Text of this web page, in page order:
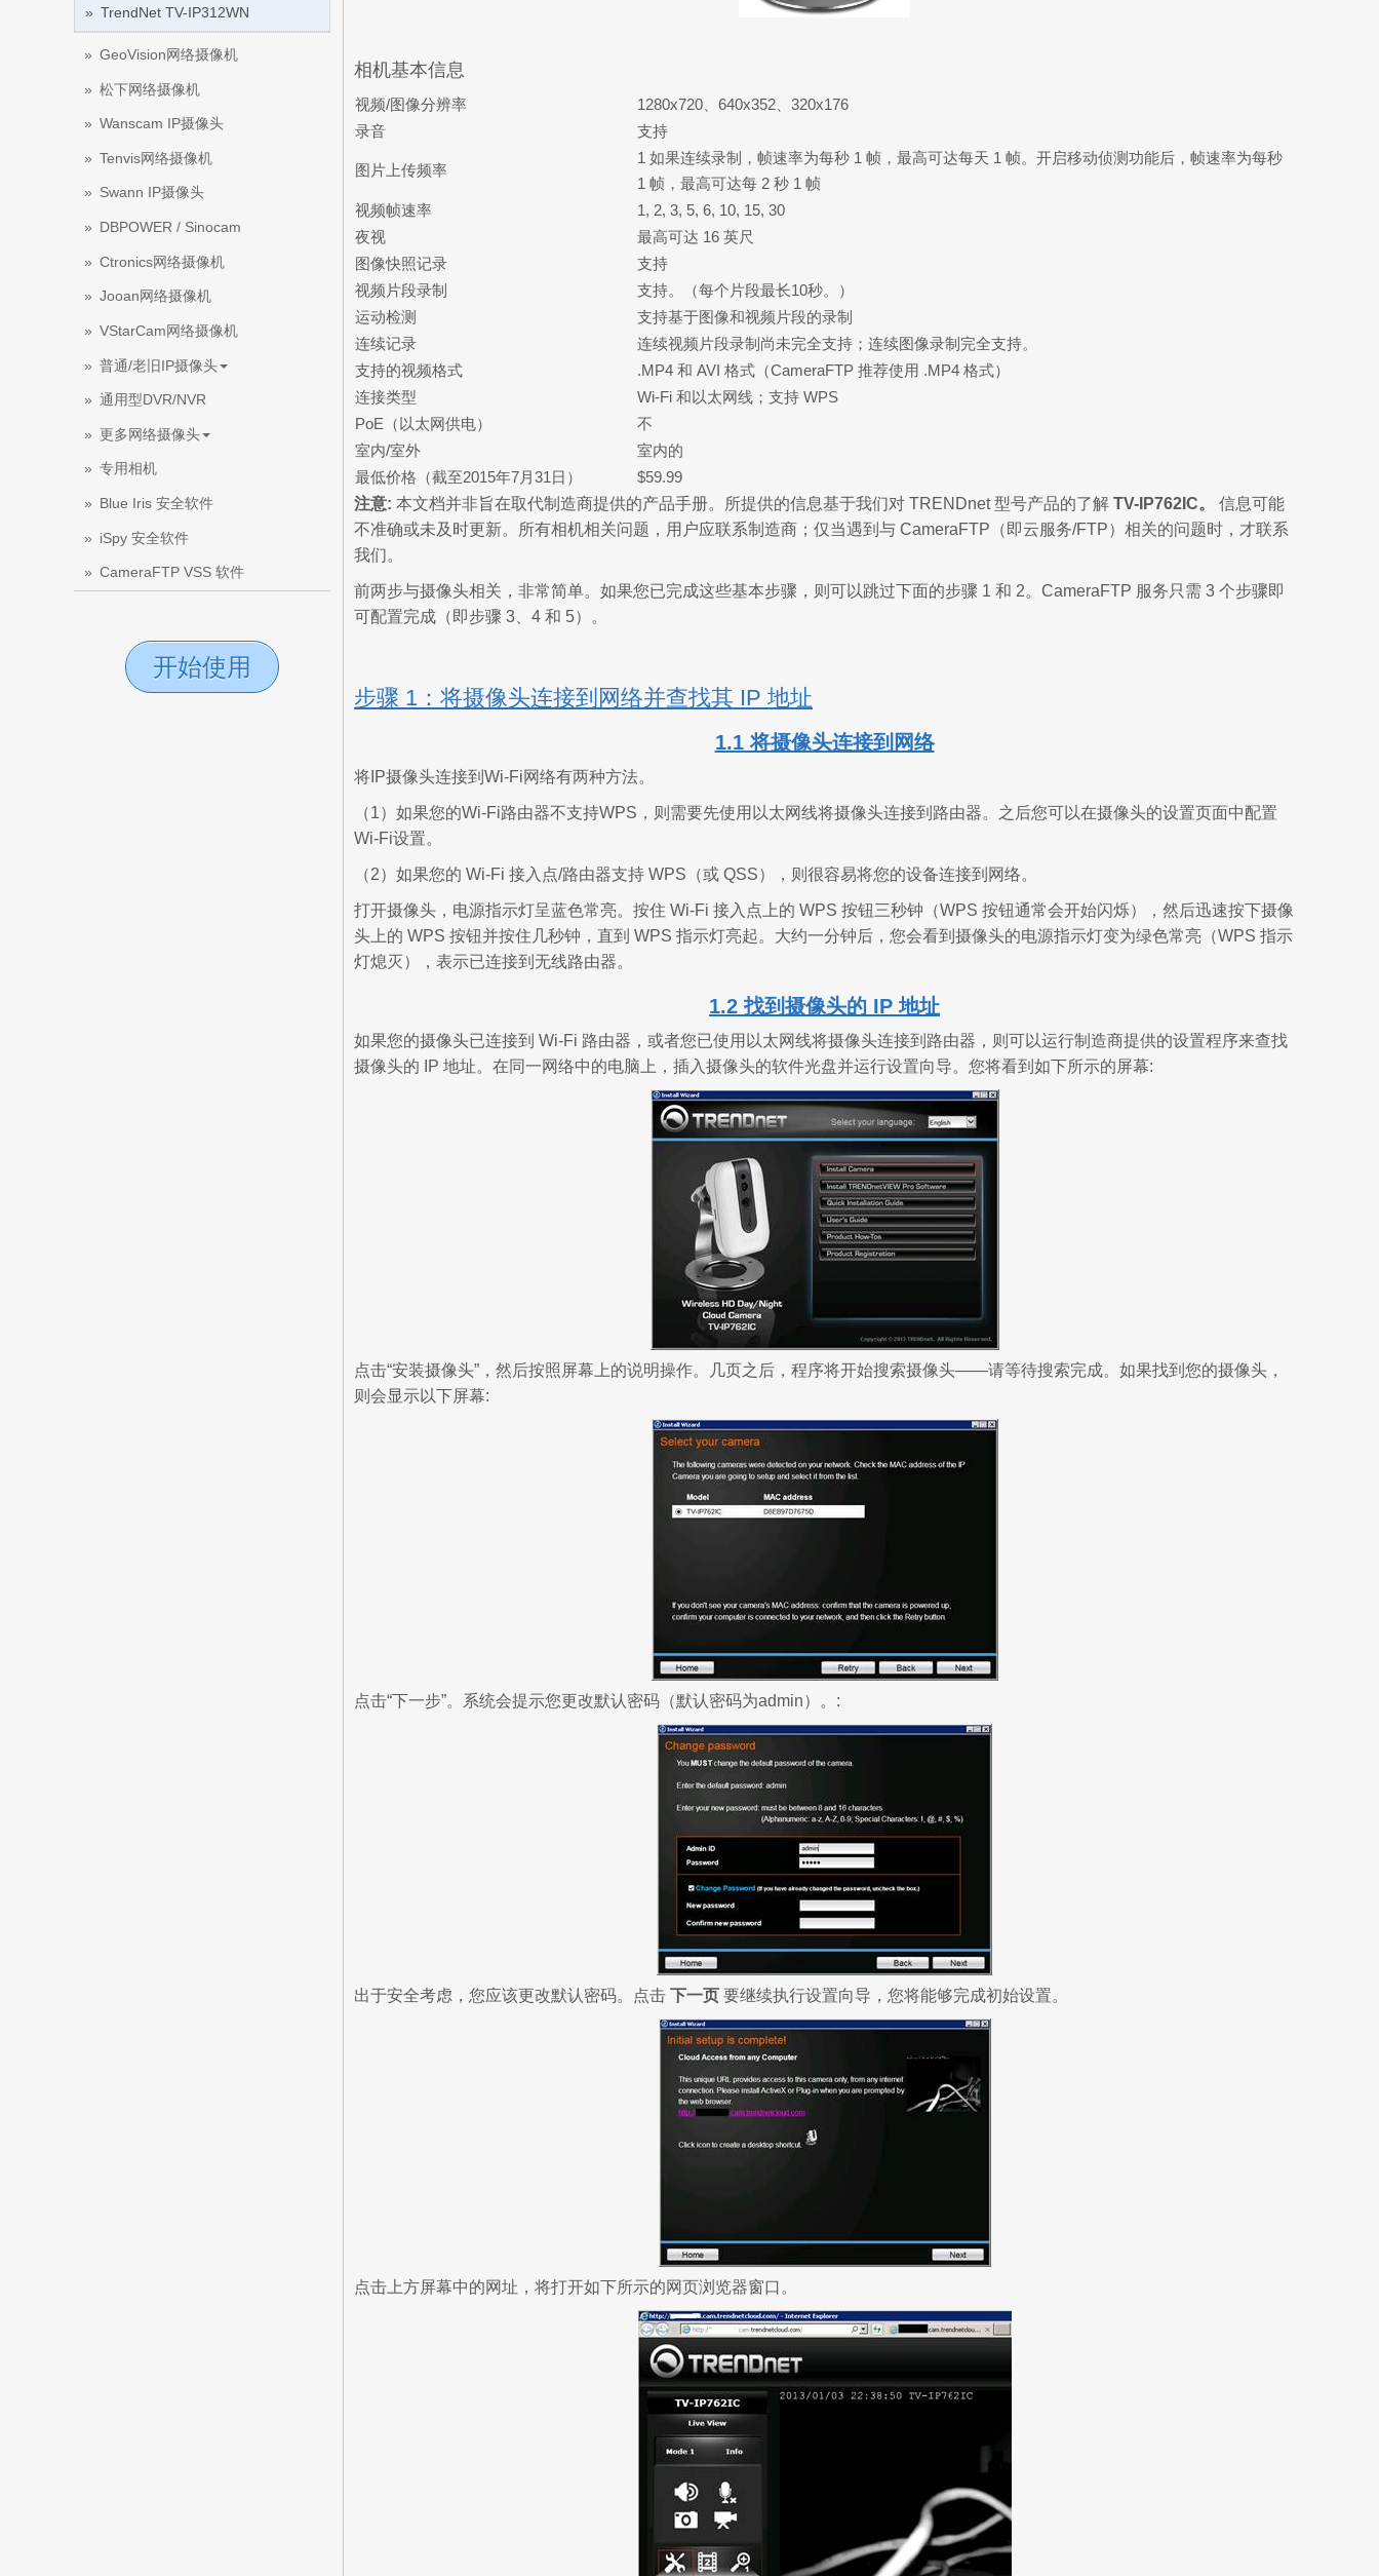
TrendNet TV-IP312WN
GeoVision网络摄像机
松下网络摄像机
Wanscam IP摄像头
Tenvis网络摄像机
Swann IP摄像头
DBPOWER / Sinocam
Ctronics网络摄像机
Jooan网络摄像机
VStarCam网络摄像机
普通/老旧IP摄像头
通用型DVR/NVR
更多网络摄像头
专用相机
Blue Iris 安全软件
iSpy 安全软件
CameraFTP VSS 软件
开始使用
相机基本信息
视频/图像分辨率
1280x720、640x352、320x176
录音
支持
图片上传频率
1 如果连续录制，帧速率为每秒 1 帧，最高可达每天 1 帧。开启移动侦测功能后，帧速率为每秒
1 帧，最高可达每 2 秒 1 帧
视频帧速率
1, 2, 3, 5, 6, 10, 15, 30
夜视
最高可达 16 英尺
图像快照记录
支持
视频片段录制
支持。（每个片段最长10秒。）
运动检测
支持基于图像和视频片段的录制
连续记录
连续视频片段录制尚未完全支持；连续图像录制完全支持。
支持的视频格式
.MP4 和 AVI 格式（CameraFTP 推荐使用 .MP4 格式）
连接类型
Wi-Fi 和以太网线；支持 WPS
PoE（以太网供电）
不
室内/室外
室内的
最低价格（截至2015年7月31日）
$59.99
注意: 本文档并非旨在取代制造商提供的产品手册。所提供的信息基于我们对 TRENDnet 型号产品的了解 TV-IP762IC。
信息可能
不准确或未及时更新。所有相机相关问题，用户应联系制造商；仅当遇到与 CameraFTP（即云服务/FTP）相关的问题时，才联系
我们。
前两步与摄像头相关，非常简单。如果您已完成这些基本步骤，则可以跳过下面的步骤 1 和 2。CameraFTP 服务只需 3 个步骤即
可配置完成（即步骤 3、4 和 5）。
步骤 1：将摄像头连接到网络并查找其 IP 地址
1.1 将摄像头连接到网络
将IP摄像头连接到Wi-Fi网络有两种方法。
（1）如果您的Wi-Fi路由器不支持WPS，则需要先使用以太网线将摄像头连接到路由器。之后您可以在摄像头的设置页面中配置
Wi-Fi设置。
（2）如果您的 Wi-Fi 接入点/路由器支持 WPS（或 QSS），则很容易将您的设备连接到网络。
打开摄像头，电源指示灯呈蓝色常亮。按住 Wi-Fi 接入点上的 WPS 按钮三秒钟（WPS 按钮通常会开始闪烁），然后迅速按下摄像
头上的 WPS 按钮并按住几秒钟，直到 WPS 指示灯亮起。大约一分钟后，您会看到摄像头的电源指示灯变为绿色常亮（WPS 指示
灯熄灭），表示已连接到无线路由器。
1.2 找到摄像头的 IP 地址
如果您的摄像头已连接到 Wi-Fi 路由器，或者您已使用以太网线将摄像头连接到路由器，则可以运行制造商提供的设置程序来查找
摄像头的 IP 地址。在同一网络中的电脑上，插入摄像头的软件光盘并运行设置向导。您将看到如下所示的屏幕:
点击“安装摄像头”，然后按照屏幕上的说明操作。几页之后，程序将开始搜索摄像头——请等待搜索完成。如果找到您的摄像头，
则会显示以下屏幕:
点击“下一步”。系统会提示您更改默认密码（默认密码为admin）。:
出于安全考虑，您应该更改默认密码。点击 下一页 要继续执行设置向导，您将能够完成初始设置。
点击上方屏幕中的网址，将打开如下所示的网页浏览器窗口。